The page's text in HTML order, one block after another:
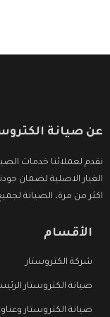
عن صيانة
نقدم لعملائنا خدمات
الغيار الاصلية لضمان
اكثر من مرة، الصيانة
الأقسام
شركة الكتروستار
صيانة الكتروستار
صيانة الكتروستار